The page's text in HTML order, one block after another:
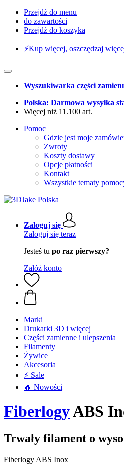
Przejdź do menu
do zawartości
Przejdź do koszyka
⚡️Kup więcej, oszczędzaj
Wyszukiwarka części
Polska: Darmowa wysyłka
Więcej niż 11.100 art.
Pomoc
Gdzie jest moje
Zwroty
Koszty dostawy
Opcje płatności
Kontakt
Wszystkie tematy
Zaloguj się
Zaloguj się teraz
Jesteś tu po raz pierwszy?
Załóż konto
Marki
Drukarki 3D i więcej
Części zamienne i ulepszenia
Filamenty
Żywice
Akcesoria
⚡ Sale
🔥 Nowości
FiberlogyABS
Trwały filament o
Fiberlogy ABS Inox